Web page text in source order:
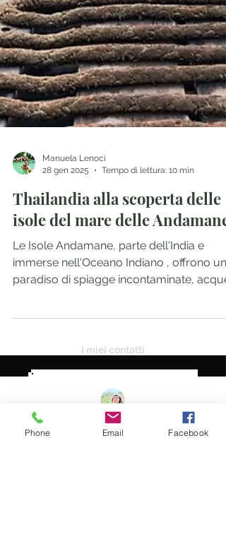
Manuela Lenoci
28 gen 2025
Tempo di lettura: 10 min
Thailandia alla scoperta delle
isole del mare delle Andamane
Le Isole Andamane, parte dell'India e
immerse nell'Oceano Indiano , offrono un
cristalline e una...
I miei contatti
Phone Email Facebook